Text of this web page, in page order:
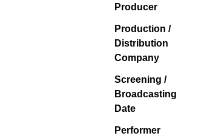
Producer
Production /
Distribution
Company
Screening /
Broadcasting
Date
Performer